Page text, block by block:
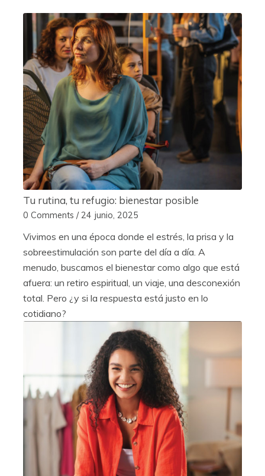
Tu rutina, tu refugio: bienestar posible
0 Comments / 24 junio, 2025
Vivimos en una época donde el estrés, la prisa y la
sobreestimulación son parte del día a día. A
menudo, buscamos el bienestar como algo que está
afuera: un retiro espiritual, un viaje, una desconexión
total. Pero ¿y si la respuesta está justo en lo
cotidiano?